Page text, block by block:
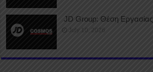
JD Group: Θέση Εργασίας
July 10, 2026